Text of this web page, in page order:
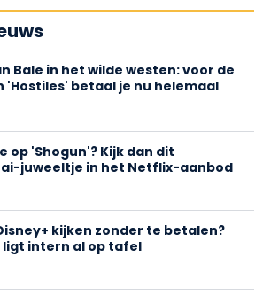
Bale in het wilde westen: voor de
'Hostiles' betaal je nu helemaal
op 'Shogun'? Kijk dan dit
juweeltje in het Netflix-aanbod
kijken zonder te betalen?
ligt intern al op tafel